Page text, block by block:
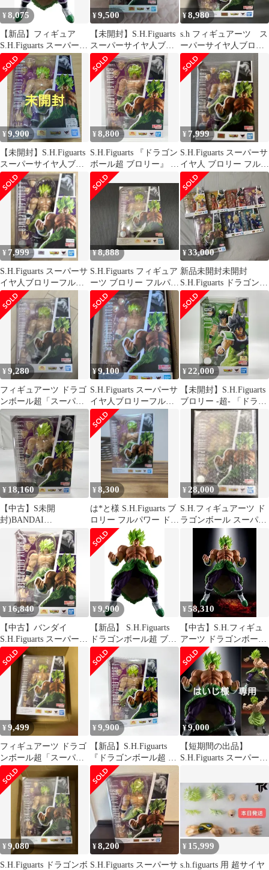
¥8,075
【新品】フィギュア
S.H.Figuarts スーパーサ
イヤ人ブロリーフルパ
ワー 「ドラゴンボール
超 ブロリー」
¥9,500
【未開封】S.H.Figuarts
スーパーサイヤ人ブロ
リーフルパワー
¥8,980
s.h フィギュアーツ ス
ーパーサイヤ人ブロリ
ー フルパワー
¥9,900
【未開封】S.H.Figuarts
スーパーサイヤ人ブロ
リーフルパワー
¥8,800
S.H.Figuarts 『ドラゴン
ボール超 ブロリー』 ス
ーパーサイヤ人ブロリ
ーフルパワー
¥ 7,999
S.H.Figuarts スーパーサ
イヤ人 ブロリー フルパ
ワー
¥ 7,999
S.H.Figuarts スーパーサ
イヤ人ブロリーフルパ
ワー ドラゴンボール
超
¥8,888
S.H.Figuarts フィギュア
ーツ ブロリー フルパワ
ー ドラゴンボール超
¥33,000
新品未開封未開封
S.H.Figuarts ドラゴンボ
ール 7点セット
¥9,280
フィギュアーツ ドラゴ
ンボール超「スーパー
サイヤ人ブロリーフル
パワー」
¥9,100
S.H.Figuarts スーパーサ
イヤ人ブロリーフルパ
ワー
¥22,000
【未開封】S.H.Figuarts
ブロリー -超- 「ドラゴ
ンボール超 ブロリー」
¥ 18,160
【中古】S未開
封)BANDAI
S.H.Figuarts スーパーサ
イヤ人ブロリー フルパ
ワー フィギュア ドラゴ
ンボール[19]
¥8,300
は*と様 S.H.Figuarts ブ
ロリー フルパワー ドラ
ゴンボール超開封品
¥28,000
S.H.フィギュアーツ ド
ラゴンボール スーパー
¥ 16,840
【中古】バンダイ
S.H.Figuarts スーパーサ
イヤ人ブロリーフルパ
ワー ドラゴンボール超
ブロリー[10]
¥9,900
【新品】 S.H.Figuarts
ドラゴンボール超 ブロ
リー スーパーサイヤ人
ブロリーフルパワー 約
220mm PVC&ABS製 塗
装済み可動フィギュア
¥58,310
【中古】S.H.フィギュ
アーツ ドラゴンボール
スーパーサイヤ人ブロ
リーフルパワー 約
220mm ABS&PVC製 塗
装済み可動フィギュア
¥9,499
フィギュアーツ ドラゴ
ンボール超「スーパー
サイヤ人ブロリーフル
パワー」
¥9,900
【新品】S.H.Figuarts
『ドラゴンボール超 ブ
ロリー』 スーパーサイ
ヤ人ブロリーフルパワ
ー (再販版)
¥9,000
【短期間の出品】
S.H.Figuarts スーパーサ
¥9,080
S.H.Figuarts ドラゴンボ
¥8,200
S.H.Figuarts スーパーサ
¥ 15,999
s.h.figuarts 用 超サイヤ